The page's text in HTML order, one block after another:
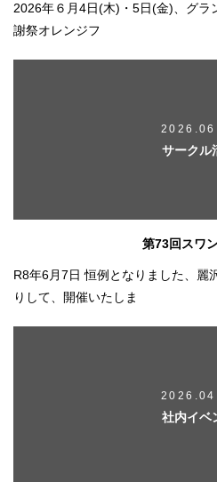
2026年６月4日(木)・5日(金)、グラ
謝祭オレンジフ
サークル
第73回スワ
R8年6月7日 恒例となりました、麗
りして、開催いたしま
社内イベ